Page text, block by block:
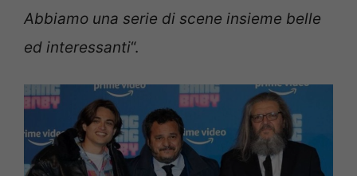
Abbiamo una serie di scene insieme belle
ed interessanti“.